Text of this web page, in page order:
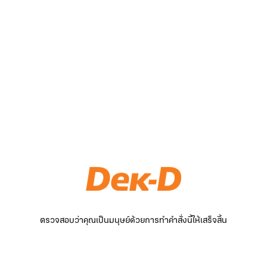
ตรวจสอบว่าคุณเป็นมนุษย์ด้วยการทำคำสั่งนี้ให้เสร็จสิ้น